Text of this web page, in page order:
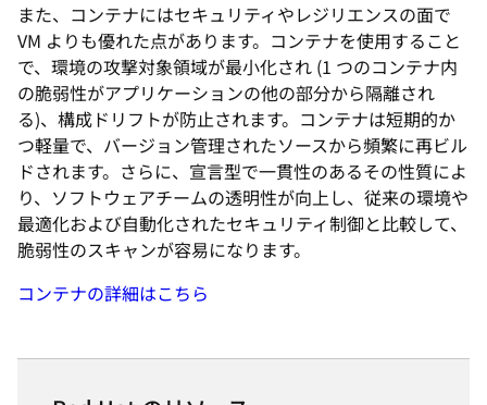
また、コンテナにはセキュリティやレジリエンスの面で
VM よりも優れた点があります。コンテナを使用すること
で、環境の攻撃対象領域が最小化され (1 つのコンテナ内
の脆弱性がアプリケーションの他の部分から隔離され
る)、構成ドリフトが防止されます。コンテナは短期的か
つ軽量で、バージョン管理されたソースから頻繁に再ビル
ドされます。さらに、宣言型で一貫性のあるその性質によ
り、ソフトウェアチームの透明性が向上し、従来の環境や
最適化および自動化されたセキュリティ制御と比較して、
脆弱性のスキャンが容易になります。
コンテナの詳細はこちら